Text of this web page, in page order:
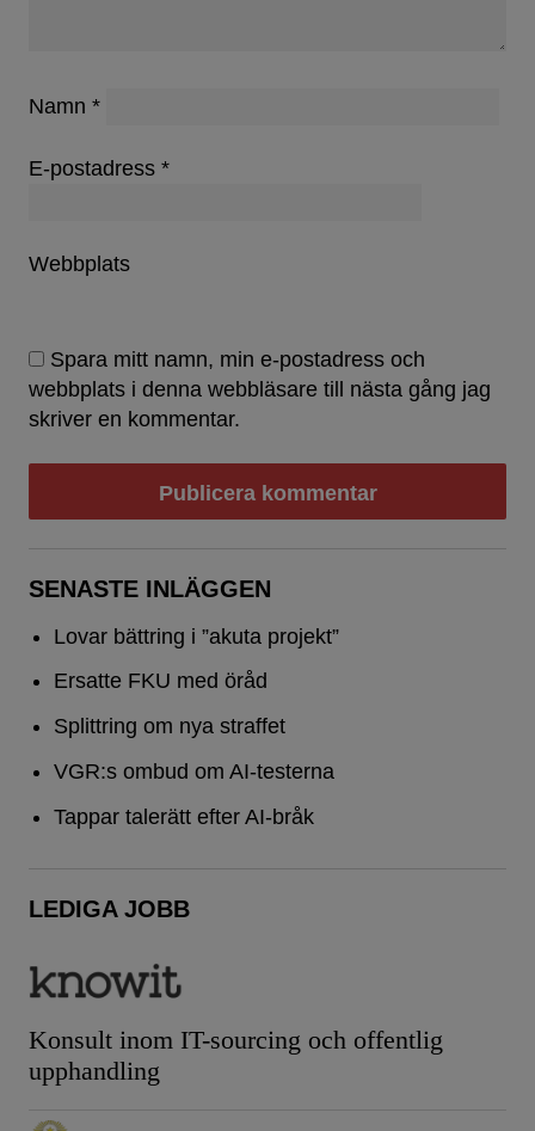
Namn *
E-postadress *
Webbplats
Spara mitt namn, min e-postadress och
webbplats i denna webbläsare till nästa gång jag
skriver en kommentar.
SENASTE INLÄGGEN
Lovar bättring i ”akuta projekt”
Ersatte FKU med öråd
Splittring om nya straffet
VGR:s ombud om AI-testerna
Tappar talerätt efter AI-bråk
LEDIGA JOBB
Konsult inom IT-sourcing och offentlig
upphandling